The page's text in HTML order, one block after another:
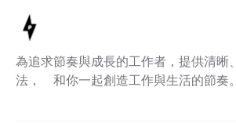
為追求節奏與成長的工作者，提供清晰
法， 和你一起創造工作與生活的節奏。